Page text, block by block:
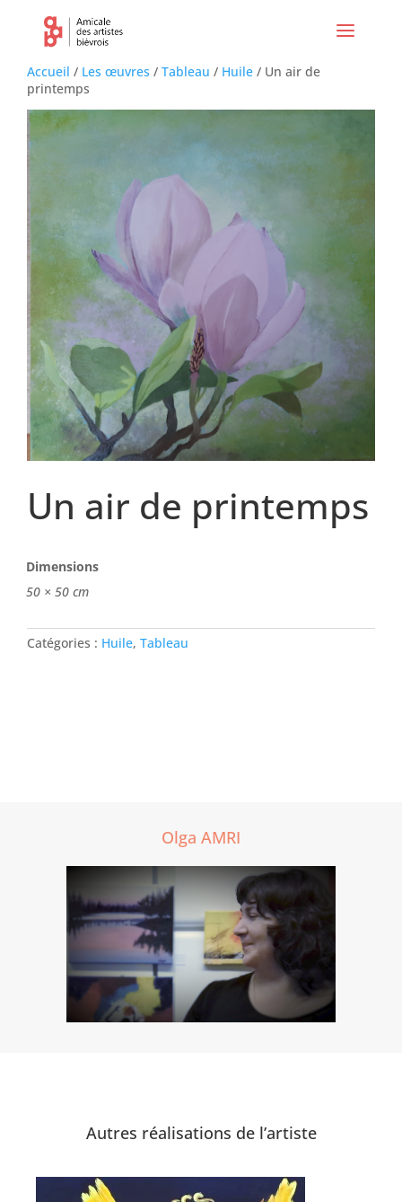
Accueil / Les œuvres / Tableau / Huile / Un air de
printemps
Un air de printemps
Dimensions
50 × 50 cm
Catégories : Huile, Tableau
Olga AMRI
Autres réalisations de l’artiste